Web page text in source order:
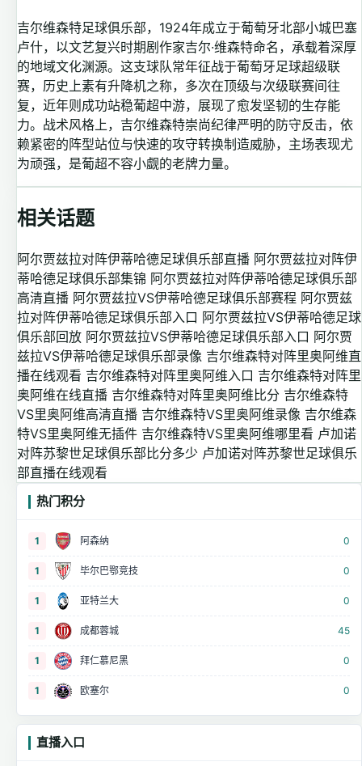
吉尔维森特足球俱乐部，1924年成立于葡萄牙北部小城巴塞
卢什，以文艺复兴时期剧作家吉尔·维森特命名，承载着深厚
的地域文化渊源。这支球队常年征战于葡萄牙足球超级联
赛，历史上素有升降机之称，多次在顶级与次级联赛间往
复，近年则成功站稳葡超中游，展现了愈发坚韧的生存能
力。战术风格上，吉尔维森特崇尚纪律严明的防守反击，依
赖紧密的阵型站位与快速的攻守转换制造威胁，主场表现尤
为顽强，是葡超不容小觑的老牌力量。
相关话题
阿尔贾兹拉对阵伊蒂哈德足球俱乐部直播 阿尔贾兹拉对阵伊
蒂哈德足球俱乐部集锦 阿尔贾兹拉对阵伊蒂哈德足球俱乐部
高清直播 阿尔贾兹拉VS伊蒂哈德足球俱乐部赛程 阿尔贾兹
拉对阵伊蒂哈德足球俱乐部入口 阿尔贾兹拉VS伊蒂哈德足球
俱乐部回放 阿尔贾兹拉VS伊蒂哈德足球俱乐部入口 阿尔贾
兹拉VS伊蒂哈德足球俱乐部录像 吉尔维森特对阵里奥阿维直
播在线观看 吉尔维森特对阵里奥阿维入口 吉尔维森特对阵里
奥阿维在线直播 吉尔维森特对阵里奥阿维比分 吉尔维森特
VS里奥阿维高清直播 吉尔维森特VS里奥阿维录像 吉尔维森
特VS里奥阿维无插件 吉尔维森特VS里奥阿维哪里看 卢加诺
对阵苏黎世足球俱乐部比分多少 卢加诺对阵苏黎世足球俱乐
部直播在线观看
热门积分
1 阿森纳 0
1 毕尔巴鄂竞技 0
1 亚特兰大 0
1 成都蓉城 45
1 拜仁慕尼黑 0
1 欧塞尔 0
直播入口